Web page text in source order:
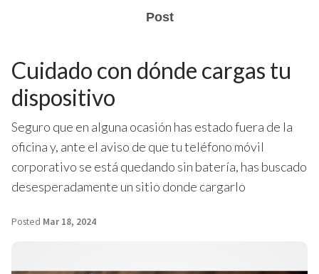
Post
Cuidado con dónde cargas tu
dispositivo
Seguro que en alguna ocasión has estado fuera de la
oficina y, ante el aviso de que tu teléfono móvil
corporativo se está quedando sin batería, has buscado
desesperadamente un sitio donde cargarlo
Posted Mar 18, 2024